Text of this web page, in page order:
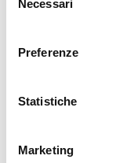
delNecessari
Preferenze
Statistiche
Marketing